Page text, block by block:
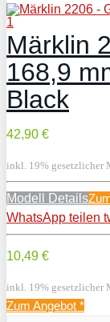
Märklin
168,9
Black
42,90 €
inkl. 19% gesetzlicher
Modell Details
WhatsApp teilen
10,49 €
inkl. 19% gesetzlicher
Zum Angebot *